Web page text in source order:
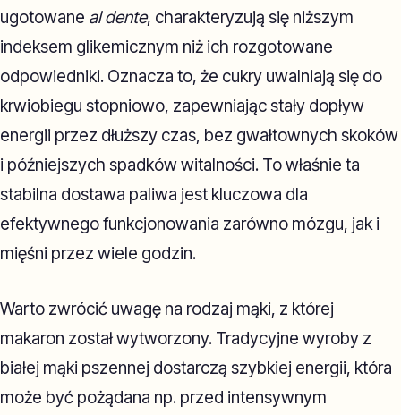
ugotowane al dente, charakteryzują się niższym
indeksem glikemicznym niż ich rozgotowane
odpowiedniki. Oznacza to, że cukry uwalniają się do
krwiobiegu stopniowo, zapewniając stały dopływ
energii przez dłuższy czas, bez gwałtownych skoków
i późniejszych spadków witalności. To właśnie ta
stabilna dostawa paliwa jest kluczowa dla
efektywnego funkcjonowania zarówno mózgu, jak i
mięśni przez wiele godzin.
Warto zwrócić uwagę na rodzaj mąki, z której
makaron został wytworzony. Tradycyjne wyroby z
białej mąki pszennej dostarczą szybkiej energii, która
może być pożądana np. przed intensywnym